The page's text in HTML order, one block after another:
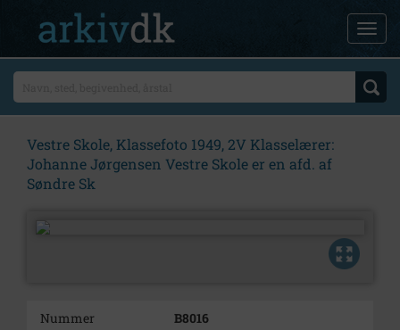
Vestre Skole, Klassefoto 1949, 2V Klasselærer:
Johanne Jørgensen Vestre Skole er en afd. af
Søndre Sk
Nummer
B8016